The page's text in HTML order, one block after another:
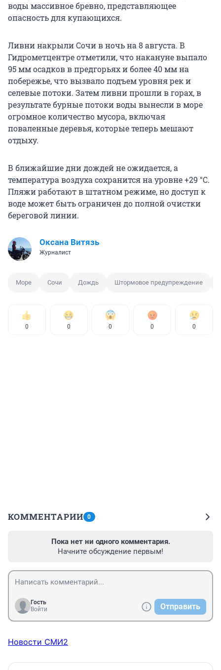
воды массивное бревно, представляющее
опасность для купающихся.
Ливни накрыли Сочи в ночь на 8 августа. В
Гидрометцентре отметили, что накануне выпало
95 ммосадков в предгорьях и более40 ммна
побережье, что вызвало подъем уровня рек и
селевые потоки. Затем ливни прошли в горах, в
результате бурные потоки воды вынесли в море
огромное количество мусора, включая
поваленные деревья, которые теперь мешают
отдыху.
В ближайшие дни дождей не ожидается, а
температура воздуха сохранится на уровне+29 °C.
Пляжи работают в штатном режиме, но доступ к
воде может быть ограничен до полной очистки
береговой линии.
Оксана Витязь
Журналист
Море Сочи Дождь Штормовое предупреждение
0 0 0 0 0
КОММЕНТАРИИ 0
Пока нет ни одного комментария.
Начните обсуждение первым!
Гость
Войти
Отправить
Новости СМИ2